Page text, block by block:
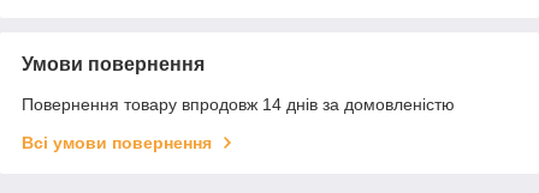
Умови повернення
Повернення товару впродовж 14 днів за домовленістю
Всі умови повернення